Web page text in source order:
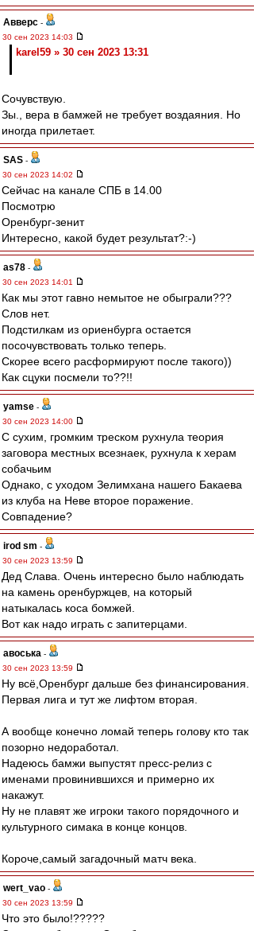
Авверс -
30 сен 2023 14:03
karel59 » 30 сен 2023 13:31
Сочувствую.
Зы., вера в бамжей не требует воздаяния. Но
иногда прилетает.
SAS -
30 сен 2023 14:02
Сейчас на канале СПБ в 14.00
Посмотрю
Оренбург-зенит
Интересно, какой будет результат?:-)
as78 -
30 сен 2023 14:01
Как мы этот гавно немытое не обыграли???
Слов нет.
Подстилкам из ориенбурга остается
посочувствовать только теперь.
Скорее всего расформируют после такого))
Как сцуки посмели то??!!
yamse -
30 сен 2023 14:00
С сухим, громким треском рухнула теория
заговора местных всезнаек, рухнула к херам
собачьим
Однако, с уходом Зелимхана нашего Бакаева
из клуба на Неве второе поражение.
Совпадение?
irod sm -
30 сен 2023 13:59
Дед Слава. Очень интересно было наблюдать
на камень оренбуржцев, на который
натыкалась коса бомжей.
Вот как надо играть с запитерцами.
авоська -
30 сен 2023 13:59
Ну всё,Оренбург дальше без финансирования.
Первая лига и тут же лифтом вторая.
А вообще конечно ломай теперь голову кто так
позорно недоработал.
Надеюсь бамжи выпустят пресс-релиз с
именами провинившихся и примерно их
накажут.
Ну не плавят же игроки такого порядочного и
культурного симака в конце концов.
Короче,самый загадочный матч века.
wert_vao -
30 сен 2023 13:59
Что это было!?????